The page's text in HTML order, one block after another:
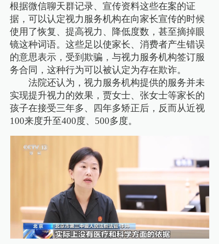
根据微信聊天群记录、宣传资料这些在案的证
据，可以认定视力服务机构在向家长宣传的时候
使用了恢复、提高视力、降低度数，甚至摘掉眼
镜这种词语。这些足以使家长、消费者产生错误
的意思表示，受到欺骗，与视力服务机构签订服
务合同，这种行为可以被认定为存在欺诈。
法院还认为，视力服务机构提供的服务并未
实现提升视力的效果，贾女士、张女士等家长的
孩子在接受三年多、四年多矫正后，反而从近视
100来度升至400度、500多度。